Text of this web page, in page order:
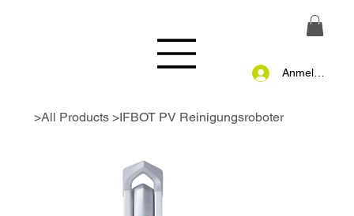
Anmelden
>All Products >IFBOT PV Reinigungsroboter